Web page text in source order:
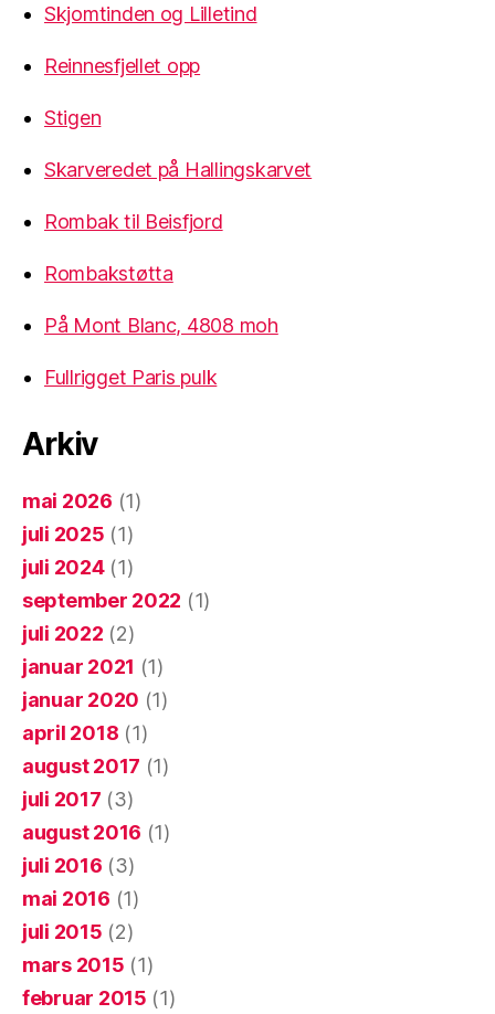
Skjomtinden og Lilletind
Reinnesfjellet opp
Stigen
Skarveredet på Hallingskarvet
Rombak til Beisfjord
Rombakstøtta
På Mont Blanc, 4808 moh
Fullrigget Paris pulk
Arkiv
mai 2026 (1)
juli 2025 (1)
juli 2024(1)
september 2022 (1)
juli 2022 (2)
januar 2021 (1)
januar 2020 (1)
april 2018 (1)
august 2017 (1)
juli 2017 (3)
august 2016 (1)
juli 2016 (3)
mai 2016 (1)
juli 2015 (2)
mars 2015 (1)
februar 2015 (1)